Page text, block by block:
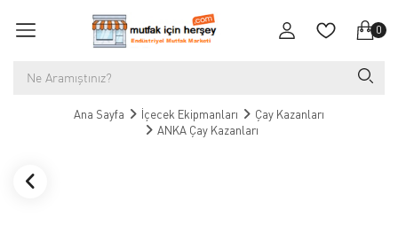
0
Ana Sayfa İçecek Ekipmanları
Çay Kazanları
ANKA Çay Kazanları